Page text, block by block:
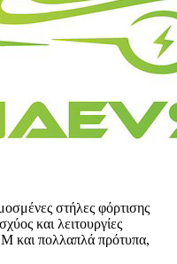
στήλες φόρτισης
και λειτουργίες
και πολλαπλά πρότυπα,